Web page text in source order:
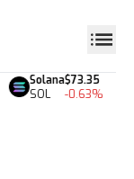
Solana
SOL
$73.35
-0.63%